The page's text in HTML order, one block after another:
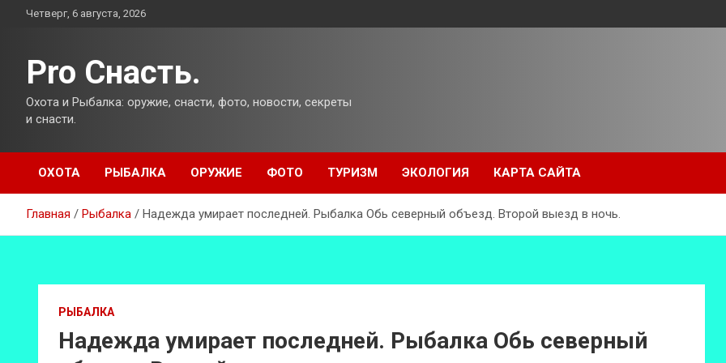
ПерейтиЧетверг, 6 августа, 2026
Pro Снасть.
Охота и Рыбалка: оружие, снасти, фото, новости, секреты
и снасти.
ОХОТА РЫБАЛКА ОРУЖИЕ ФОТО ТУРИЗМ ЭКОЛОГИЯ КАРТА САЙТА
Главная Рыбалка Надежда умирает последней. Рыбалка Обь северный объезд. Второй выезд в ночь.
РЫБАЛКА
Надежда умирает последней. Рыбалка Обь северный